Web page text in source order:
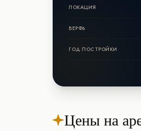
ЛОКАЦИЯ
ВЕРФЬ
ГОД ПОСТРОЙКИ
Цены на